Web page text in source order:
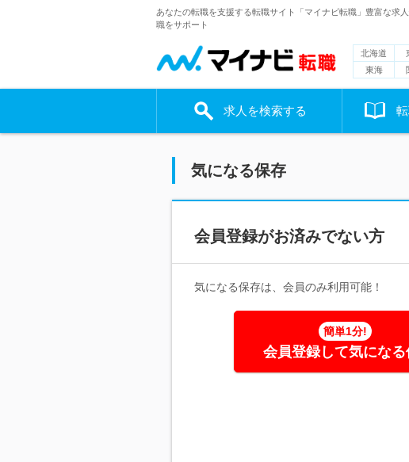
あなたの転職を支援する転職サイト「マイナビ転職」豊富な求
職をサポート
北海道
東海
求人を検索する
気になる保存
会員登録がお済みでない方
気になる保存は、会員のみ利用可能！
簡単1分!
会員登録して気になる